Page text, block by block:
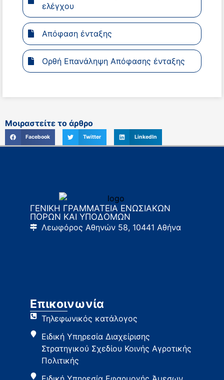
ελέγχου
Απόφαση ένταξης
Ορθή Επανάληψη Απόφασης ένταξης
Μοιραστείτε το άρθρο
Facebook Twitter LinkedIn
ΓΕΝΙΚΗ ΓΡΑΜΜΑΤΕΙΑ ΕΝΩΣΙΑΚΩΝ
ΠΟΡΩΝ ΚΑΙ ΥΠΟΔΟΜΩΝ
Λεωφόρος Αθηνών 58, 10441 Αθήνα
Επικοινωνία
Τηλεφωνικός κατάλογος
Ειδική Υπηρεσία Διαχείρισης
Στρατηγικού Σχεδίου Κοινής Αγροτικής
Πολιτικής